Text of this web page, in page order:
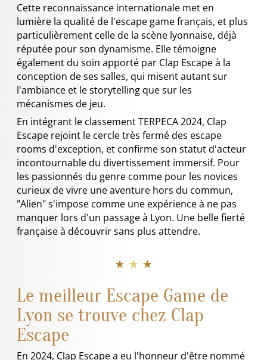
Cette reconnaissance internationale met en
lumière la qualité de l'escape game français, et plus
particulièrement celle de la scène lyonnaise, déjà
réputée pour son dynamisme. Elle témoigne
également du soin apporté par Clap Escape à la
conception de ses salles, qui misent autant sur
l'ambiance et le storytelling que sur les
mécanismes de jeu.
En intégrant le classement TERPECA 2024, Clap
Escape rejoint le cercle très fermé des escape
rooms d'exception, et confirme son statut d'acteur
incontournable du divertissement immersif. Pour
les passionnés du genre comme pour les novices
curieux de vivre une aventure hors du commun,
"Alien" s'impose comme une expérience à ne pas
manquer lors d'un passage à Lyon. Une belle fierté
française à découvrir sans plus attendre.
★ ★ ★
Le meilleur Escape Game de
Lyon se trouve chez Clap
Escape
En 2024, Clap Escape a eu l'honneur d'être nommé